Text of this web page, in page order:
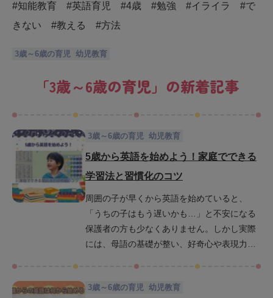
#知能教育 #英語育児 #4歳 #勉強 #イライラ #で
きない #教える #方法
3歳～6歳の育児 幼児教育
「3歳～6歳の育児」の新着記事
3歳～6歳の育児 幼児教育
5歳から英語を始めよう！家庭でできる
学習法と習慣化のコツ
周囲の子が早くから英語を始めていると、
「うちの子はもう遅いかも…」と不安になる
保護者の方も少なくありません。しかし実際
には、母語の基礎が整い、好奇心や表現力が
英語学習のメリットや注意点を紹介しながら5
3歳～6歳の育児 幼児教育